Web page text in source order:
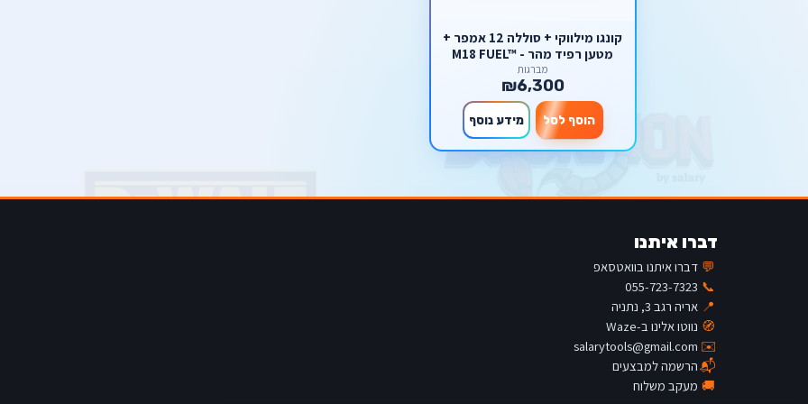
קונגו מילווקי + סוללה 12 אמפר +
מטען רפיד מהר - M18 FUEL™
ONE-KEY™ 8 KG SDS-MAX
DRILLING AND BREAKING
HAMMER
מברגות
₪6,300
הוסף לסל מידע נוסף
דברו איתנו
💬 דברו איתנו בוואטסאפ
📞
055-723-7323
📍 אריה רגב 3, נתניה
🧭 נווטו אלינו ב-Waze
✉️
salarytools@gmail.com
📬הרשמה למבצעים
🚚 מעקב משלוח